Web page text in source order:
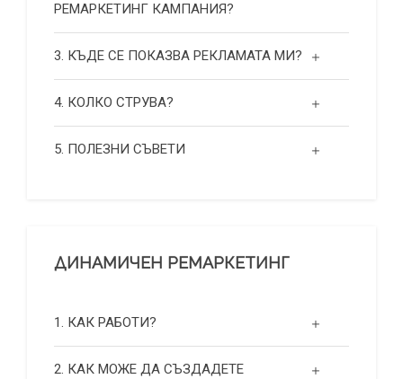
РЕМАРКЕТИНГ КАМПАНИЯ?
3. КЪДЕ СЕ ПОКАЗВА РЕКЛАМАТА МИ?
4. КОЛКО СТРУВА?
5. ПОЛЕЗНИ СЪВЕТИ
ДИНАМИЧЕН РЕМАРКЕТИНГ
1. КАК РАБОТИ?
2. КАК МОЖЕ ДА СЪЗДАДЕТЕ